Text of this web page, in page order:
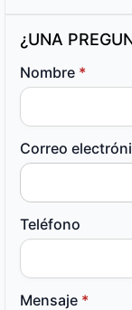
¿UNA
Nombre *
Correo
Teléfono
Mensaje *